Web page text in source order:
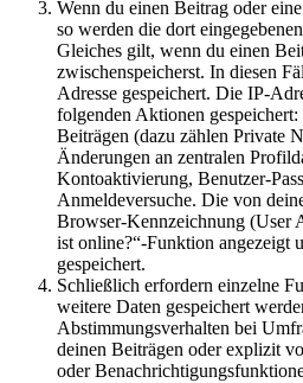
Wenn du einen Beitrag oder
so werden die dort
Gleiches gilt, wenn du einen
zwischenspeicherst. In diesen
Adresse gespeichert. Die IP-
folgenden Aktionen
Beiträgen (dazu zählen Private
Änderungen an zentralen
Kontoaktivierung, Benutzer-
Anmeldeversuche. Die von
Browser-Kennzeichnung (User
ist online?“-Funktion angezeigt
gespeichert.
Schließlich erfordern einzelne
weitere Daten gespeichert
Abstimmungsverhalten bei
deinen Beiträgen oder explizit
oder